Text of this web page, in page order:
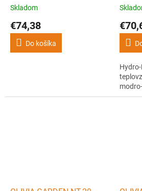
štyrmi nadstavcami
Skladom
€74,38
Do košíka